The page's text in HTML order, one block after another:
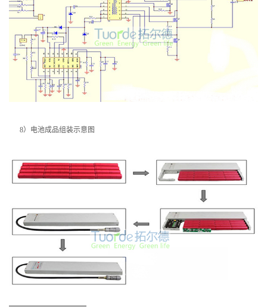
8）电池成品组装示意图